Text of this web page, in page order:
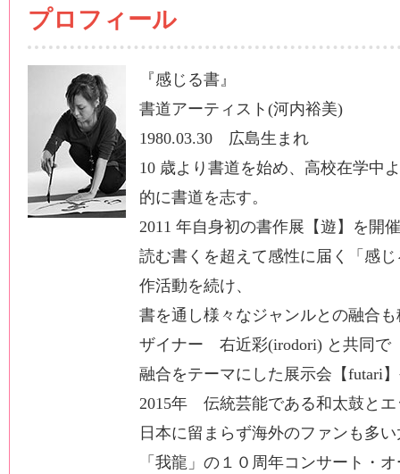
プロフィール
『感じる書』
書道アーティスト(河内裕美)
1980.03.30 広島生まれ
10 歳より書道を始め、高校在学中
的に書道を志す。
2011 年自身初の書作展【遊】を開
読む書くを超えて感性に届く「感
作活動を続け、
書を通し様々なジャンルとの融合
ザイナー 右近彩(irodori) と共同で
融合をテーマにした展示会【futari
2015年 伝統芸能である和太鼓と
日本に留まらず海外のファンも多
「我龍」の１０周年コンサート・